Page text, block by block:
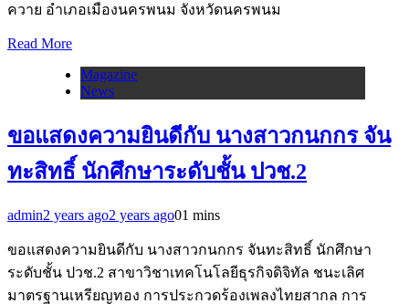
ควาย อำเภอเมืองนครพนม จังหวัดนครพนม
Read More
Magazine
News
ขอแสดงความยินดีกับ นางสาวกนกกร จัน
ทะสิทธิ์ นักศึกษาระดับชั้น ปวช.2
admin2 years ago2 years ago01 mins
ขอแสดงความยินดีกับ นางสาวกนกกร จันทะสิทธิ์ นักศึกษา
ระดับชั้น ปวช.2 สาขาวิชาเทคโนโลยีธุรกิจดิจิทัล ชนะเลิศ
มาตรฐานเหรียญทอง การประกวดร้องเพลงไทยสากล การ